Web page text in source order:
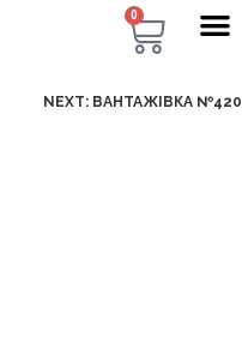
0
NEXT: ВАНТАЖІВКА №420